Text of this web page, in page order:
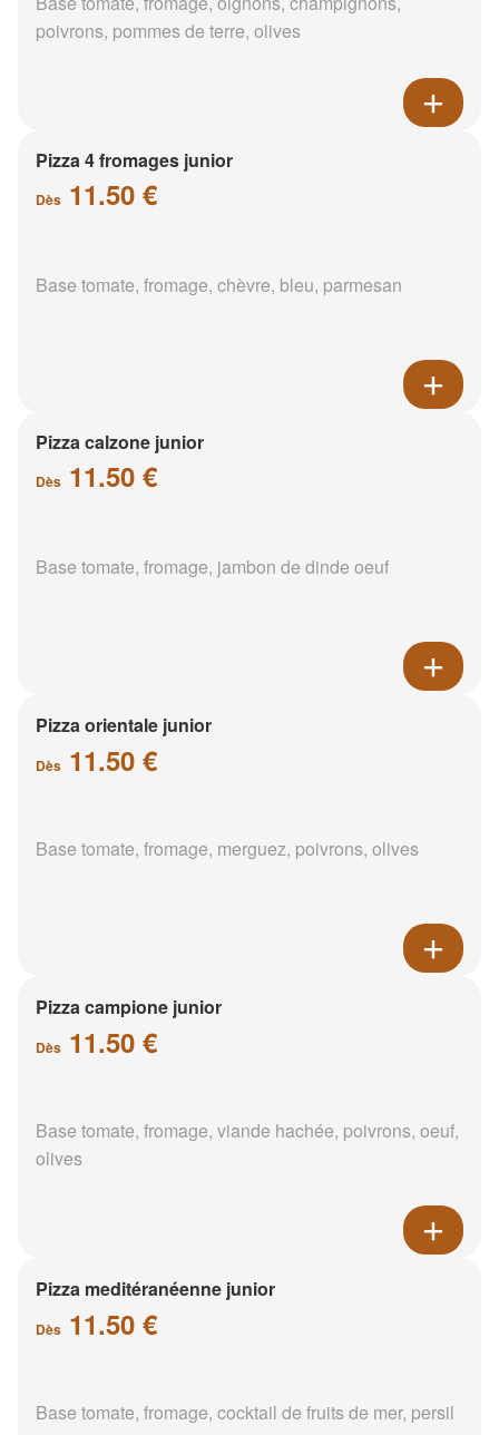
poivrons, pommes de terre, olives
Pizza 4 fromages junior
Dès 11.50 €
Base tomate, fromage, chèvre, bleu, parmesan
Pizza calzone junior
Dès 11.50 €
Base tomate, fromage, jambon de dinde oeuf
Pizza orientale junior
Dès 11.50 €
Base tomate, fromage, merguez, poivrons, olives
Pizza campione junior
Dès 11.50 €
Base tomate, fromage, viande hachée, poivrons, oeuf,
olives
Pizza meditéranéenne junior
Dès 11.50 €
Base tomate, fromage, cocktail de fruits de mer, persil